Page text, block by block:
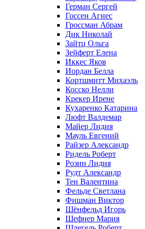
Герман Сергей
Госсен Агнес
Гроссман Абрам
Дик Николай
Зайтц Ольга
Зейферт Елена
Иккес Яков
Иордан Белла
Кортшмитт Михаэль
Косско Нелли
Крекер Ирене
Кухаренко Катарина
Люфт Валдемaр
Майер Лидия
Мауль Евгений
Райзер Александр
Ридель Роберт
Розин Лидия
Рудт Александр
Тен Валентина
Фельде Светлана
Фишман Виктор
Шёнфельд Игорь
Шефнер Мария